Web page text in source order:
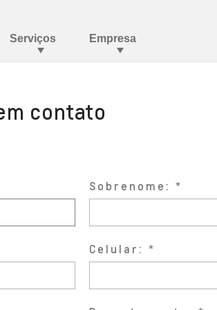
contato
Sobrenome:
Celular: